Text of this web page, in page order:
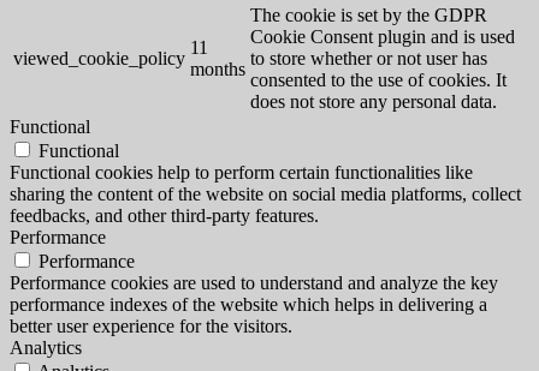
viewed_cookie_policy
11
months
The cookie is set by the GDPR
Cookie Consent plugin and is used
to store whether or not user has
consented to the use of cookies. It
does not store any personal data.
Functional
Functional
Functional cookies help to perform certain functionalities like
sharing the content of the website on social media platforms, collect
feedbacks, and other third-party features.
Performance
Performance
Performance cookies are used to understand and analyze the key
performance indexes of the website which helps in delivering a
better user experience for the visitors.
Analytics